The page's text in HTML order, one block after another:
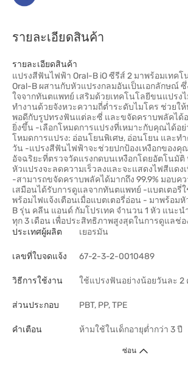
รายละเอียดสินค้า
รายละเอียดสินค้า
แปรงสีฟันไฟฟ้า Oral-B iO ซีรีส์ 2 มาพร้อมเทค
Oral-B ผสานกับหัวแปรงกลมอันเป็นเอกลักษณ์
ใจจากทันตแพทย์ เสริมด้วยเทคโนโลยีขนแปรง
ทำงานด้วยจังหวะความถี่ต่ำระดับไมโคร ช่วยใ
พอดีกับรูปทรงฟันแต่ละซี่ และขจัดคราบพลัคได้
ยิ่งขึ้น -เลือกโหมดการแปรงที่เหมาะกับคุณได้อย่
โหมดการแปรง: อ่อนโยนพิเศษ, อ่อนโยน และท
วัน -แปรงสีฟันไฟฟ้าจะช่วยปกป้องเหงือกของคุ
อัจฉริยะที่ตรวจวัดแรงกดบนเหงือกโดยอัตโนมัติ
หัวแปรงจะลดความเร็วลงและจะแสดงไฟสีแดง
-สามารถขจัดคราบพลัคได้มากถึง 99.9% มอบค
เสมือนได้รับการดูแลจากทันตแพทย์ -แบตเตอรี่
พร้อมไฟแจ้งเตือนเมื่อแบตเตอรี่อ่อน - มาพร้อมหั
B รุ่น คลีน แอนด์ กัมโปรเทค จำนวน 1 หัว แนะน
ทุก 3 เดือน เพื่อประสิทธิภาพสูงสุดในการดูแลช่
ประเทศผู้ผลิต
เยอรมัน
เลขที่ใบจดแจ้ง 67-2-3-2-0010489
วิธีการใช้งาน ใช้แปรงฟันอย่างน้อยวันละ 2
ส่วนประกอบ PBT, PP, TPE
คำเตือน ห้ามใช้ในเด็กอายุต่ำกว่า 3 ปี
ซ่อน